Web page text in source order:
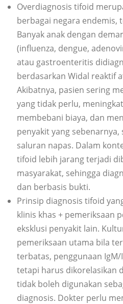
Overdiagnosis tifoid
berbagai negara endemis,
Banyak anak dengan
(influenza, dengue,
atau gastroenteritis
berdasarkan Widal reaktif
Akibatnya, pasien sering
yang tidak perlu,
membebani biaya, dan
penyakit yang
saluran napas. Dalam
tifoid lebih jarang terjadi
masyarakat, sehingga
dan berbasis bukti.
Prinsip diagnosis tifoid
klinis khas + pemeriksaan
eksklusi penyakit lain.
pemeriksaan utama bila
terbatas, penggunaan
tetapi harus dikorelasikan
tidak boleh digunakan
diagnosis. Dokter perlu